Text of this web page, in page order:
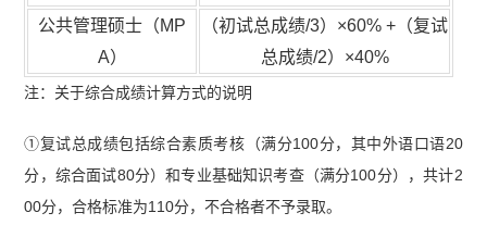
公共管理硕士（MP
A）
（初试总成绩/3）×60% +（复试
总成绩/2）×40%
注：关于综合成绩计算方式的说明
①复试总成绩包括综合素质考核（满分100分，其中外语口语20
分，综合面试80分）和专业基础知识考查（满分100分），共计2
00分，合格标准为110分，不合格者不予录取。